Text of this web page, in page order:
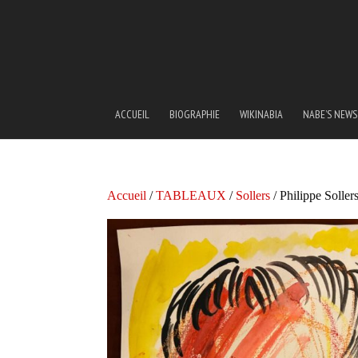
ACCUEIL BIOGRAPHIE WIKINABIA NABE’S NEWS
Accueil /TABLEAUX / Sollers / Philippe